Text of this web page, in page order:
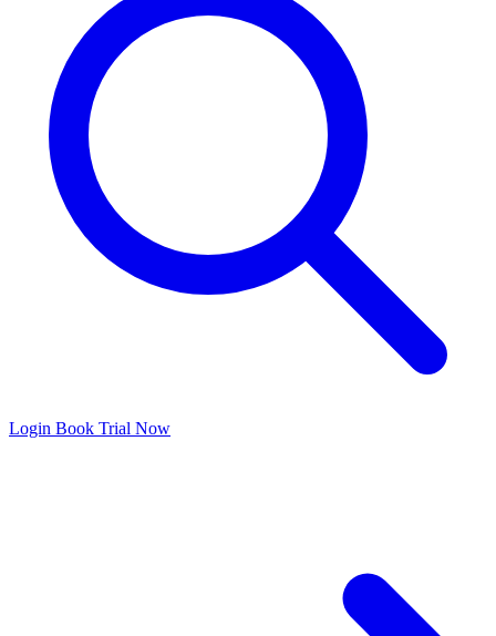
Login Book Trial Now